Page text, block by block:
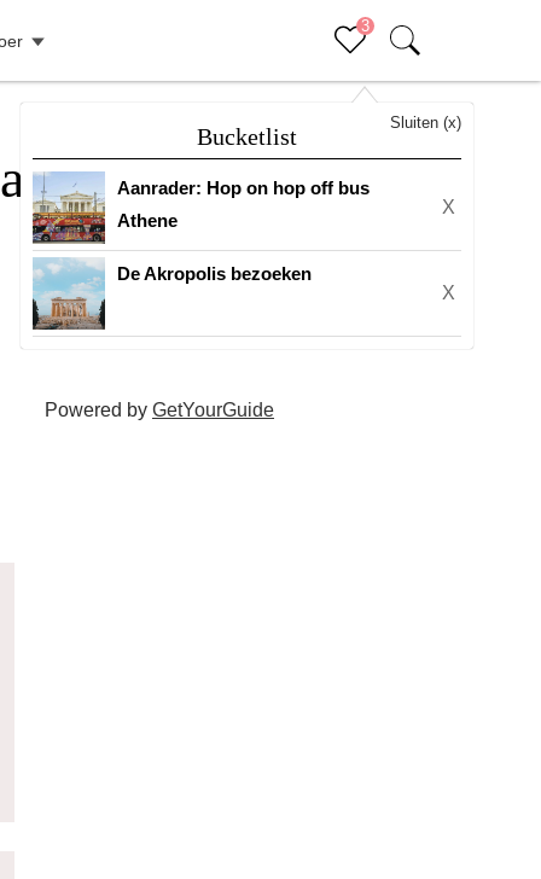
3
Bucketlist
Sluiten (x)
Aanrader: Hop on hop off bus
Athene
X
De Akropolis bezoeken
X
+
Powered by GetYourGuide